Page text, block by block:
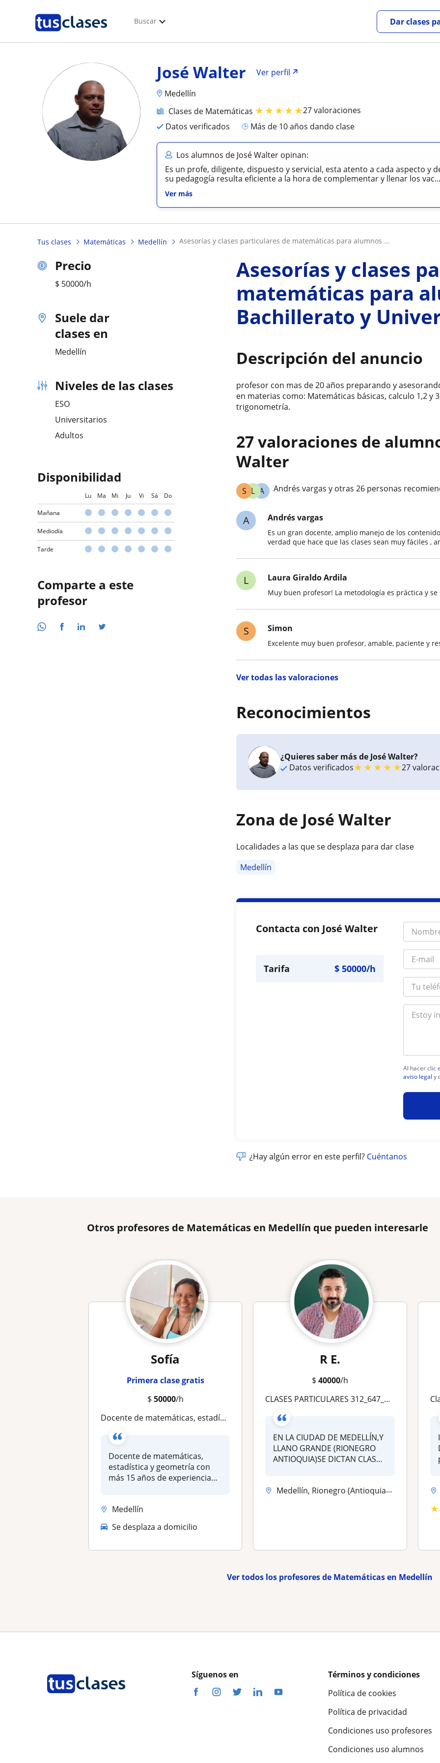
Buscar Dar clases
José Walter
Ver perfil
Medellín
Clases de Matemáticas ★★★★★27 valoraciones
Datos verificados
más de 10 años dando clase
Los alumnos de José Walter opinan:
Es un profe, diligente, dispuesto y servicial, esta atento a cada aspecto y
su pedagogía resulta eficiente a la hora de complementar y llenar los vac...
Ver más
Tus clases Matemáticas Medellín asesorías y clases particulares de matemáticas para alumnos ...
Precio
$ 50000/h
Suele dar
clases en
Medellín
Niveles de las clases
ESO
Universitarios
Adultos
Disponibilidad
Lu Ma Mi Ju Vi Sá Do
Mañana
Mediodía
Tarde
Comparte a este
profesor
Asesorías y clases
matemáticas para
Bachillerato y
Descripción del anuncio
profesor con mas de 20 años preparando y
en materias como: Matemáticas básicas, calculo 1,2 y
trigonometría.
27 valoraciones de
Walter
A
L
S Andrés vargas y otras 26 personas
A Andrés vargas
Es un gran docente, amplio manejo de los
verdad que hace que las clases sean muy fáciles ,
L Laura Giraldo Ardila
Muy buen profesor! La metodología es práctica y
S Simon
Excelente muy buen profesor, amable, paciente y
Ver todas las valoraciones
Reconocimientos
¿Quieres saber más de José Walter?
Datos verificados★★★★★27
Zona de José Walter
Localidades a las que se desplaza para dar clase
Medellín
Contacta con José Walter
Tarifa $50000/h
Al hacer clic
aviso legal y
¿Hay algún error en este perfil? Cuéntanos
Otros profesores de Matemáticas en Medellín que pueden interesarle
Sofía
Primera clase gratis
$ 50000/h
Docente de matemáticas, estadística y geometría con más 15 años de experiencia en estudiantes de primaria, secundaria
Docente de matemáticas,
estadística y geometría con
más 15 años de experiencia
Medellín
Se desplaza a domicilio
R E.
$ 40000/h
CLASES PARTICULARES 312_647_73_55 Matemáticas,Álgebra,Cálculo 1,2 y 3 ,y otras.En Medellín,Y LLano Grande (Rionegro Antioquia) EAFIT, EIA, UNAL,UDEA,UCO,UANDES,UJAVERIANA
EN LA CIUDAD DE MEDELLÍN,Y
LLANO GRANDE (RIONEGRO
ANTIOQUIA)SE DICTAN CLASES
Medellín, Rionegro (Antioquia), La Ceja, Girardota, Envigado, Copacaba...
★
Ver todos los profesores de Matemáticas en Medellín
Síguenos en
Términos y condiciones
Política de cookies
Política de privacidad
Condiciones uso profesores
Condiciones uso alumnos